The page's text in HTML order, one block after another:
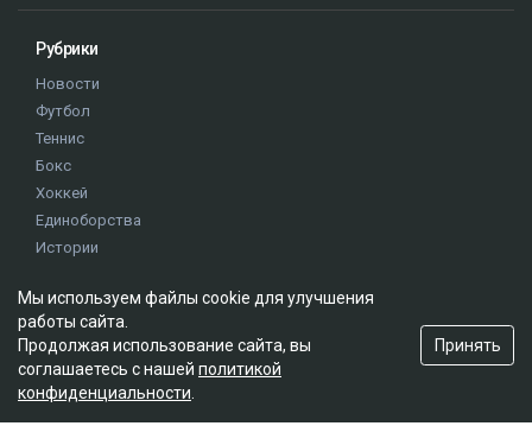
Рубрики
Новости
Футбол
Теннис
Бокс
Хоккей
Единоборства
Истории
Редакция
О проекте
Правила сайта
Мы используем файлы cookie для улучшения
работы сайта.
Продолжая использование сайта, вы
соглашаетесь с нашей политикой
конфиденциальности
Принять